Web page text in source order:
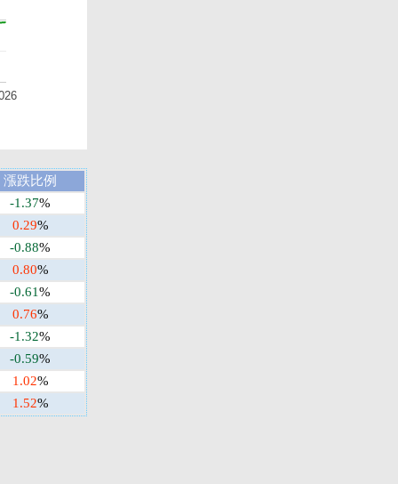
漲跌比例
-1.37%
0.29%
-0.88%
0.80%
-0.61%
0.76%
-1.32%
-0.59%
1.02%
1.52%